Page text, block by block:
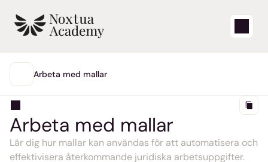
Starta
HUVUDMENY
Supportartiklar
Blogg
Arbeta med mallar
Arbeta med mallar
Lär dig hur mallar kan användas för att automatisera och
effektivisera återkommande juridiska arbetsuppgifter.